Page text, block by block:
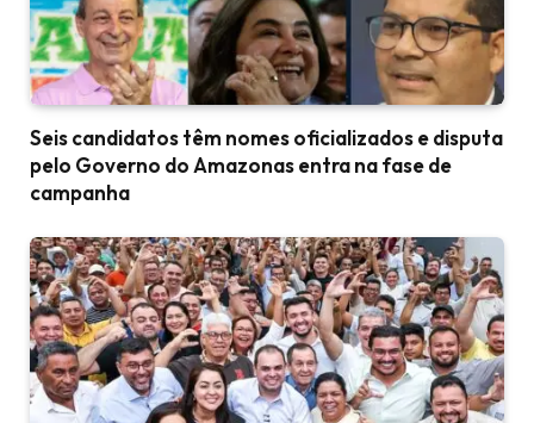
Seis candidatos têm nomes oficializados e disputa
pelo Governo do Amazonas entra na fase de
campanha